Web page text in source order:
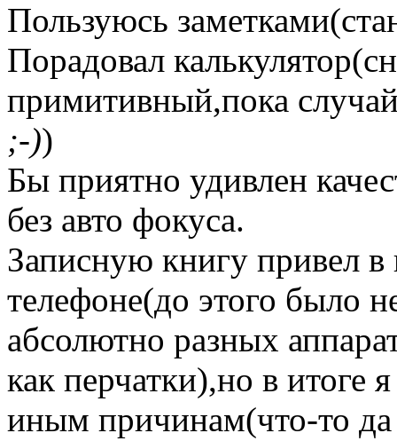
Пользуюсь
Порадовал
примитивный,пока
;-))
Бы приятно удивлен
без авто фокуса.
Записную книгу привел в
телефоне(до этого было
абсолютно разных
как перчатки),но в итоге
иным причинам(что-то